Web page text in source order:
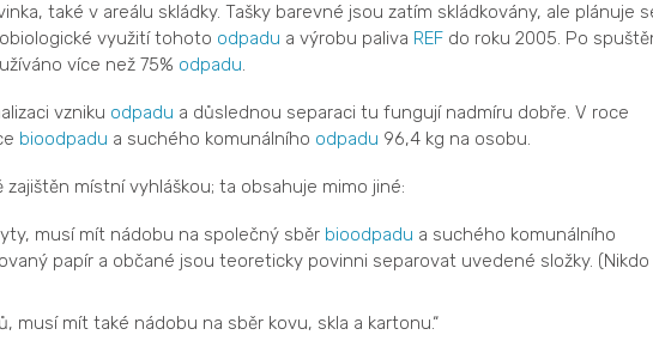
také v areálu skládky. Tašky barevné jsou zatím skládkovány, ale plánuje
využití tohoto odpadu a výrobu paliva REFdo roku 2005. Po
více než 75% odpadu.
vzniku odpadu a důslednou separaci tu fungují nadmíru dobře. V roce
bioodpadu a suchého komunálního odpadu 96,4 kg na osobu.
místní vyhláškou; ta obsahuje mimo jiné:
musí mít nádobu na společný sběr bioodpadu a suchého komunálního
papír a občané jsou teoreticky povinni separovat uvedené složky. (Nikdo
musí mít také nádobu na sběr kovu, skla a kartonu.“